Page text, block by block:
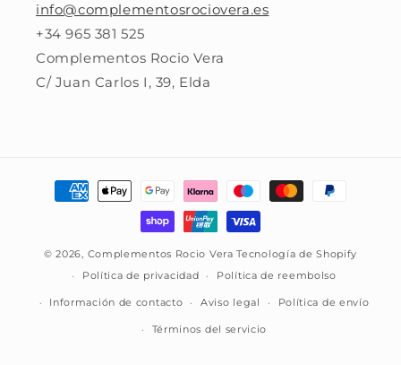
info@complementosrociovera.es
+34 965 381 525
Complementos Rocio Vera
C/ Juan Carlos I, 39, Elda
Formas
© 2026, Complementos Rocio Vera Tecnología de Shopify
Política de privacidad
Política de reembolso
Información de contacto Aviso legal Política de envío
Términos del servicio